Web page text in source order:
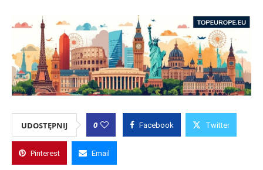
UDOSTĘPNIJ 0 Facebook Twitter
Pinterest Email